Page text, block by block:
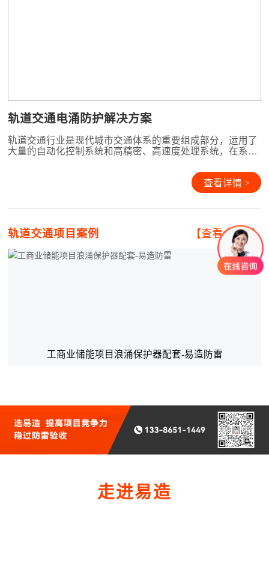
轨道交通电涌防护解决方案
轨道交通行业是现代城市交通体系的重要组成部分，运用了
大量的自动化控制系统和高精密、高速度处理系统，在系统
与工作电压越来越低，同时系统的抗干扰能力大幅度下降，
系统的安全性变得越来越脆弱。系统中各站点与控制中心之
间相互连接的各类网络、通讯系统的大量应用，使得雷电电
查看详情 >
轨道交通项目案例 【查看全部+】
工商业储能项目浪涌保护器配套-易造防雷
走进易造